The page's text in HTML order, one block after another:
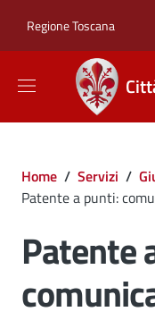
Regione Toscana
Briciole di
Home / Servizi /
Patente a punti:
Patente